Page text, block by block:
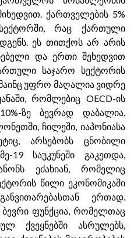
ქართველების 5%
რაც ქართული
ეს თითქოს არ არის
და ერთი შეხედვით
საჯარო სექტორის
უფრო მაღალია ვიდრე
რომლებიც OECD-ის
ზე ბევრად დაბალია,
ჩილეში, იაპონიასა
არსებობს ცნობილი
19 საუკუნეში გაკეთდა,
ეძახიან, რომელიც
წილი ეკონომიკაში
ერთად.
ბევრი ფუნქცია, რომელთაც
ქვეყნებში ასრულებს,